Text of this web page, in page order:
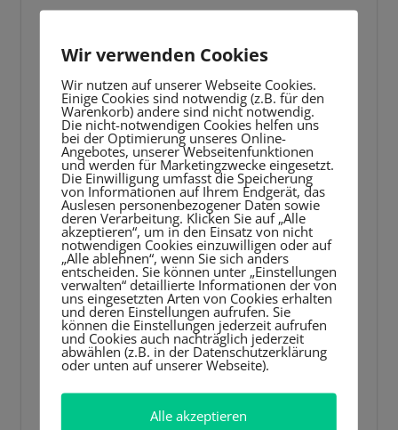
Player
Wir verwenden Cookies
Wir nutzen auf unserer Webseite Cookies.
Einige Cookies sind notwendig (z.B. für den
Warenkorb) andere sind nicht notwendig.
Die nicht-notwendigen Cookies helfen uns
bei der Optimierung unseres Online-
Angebotes, unserer Webseitenfunktionen
und werden für Marketingzwecke eingesetzt.
Die Einwilligung umfasst die Speicherung
von Informationen auf Ihrem Endgerät, das
Auslesen personenbezogener Daten sowie
deren Verarbeitung. Klicken Sie auf „Alle
akzeptieren“, um in den Einsatz von nicht
notwendigen Cookies einzuwilligen oder auf
„Alle ablehnen“, wenn Sie sich anders
entscheiden. Sie können unter „Einstellungen
verwalten“ detaillierte Informationen der von
uns eingesetzten Arten von Cookies erhalten
und deren Einstellungen aufrufen. Sie
können die Einstellungen jederzeit aufrufen
und Cookies auch nachträglich jederzeit
abwählen (z.B. in der Datenschutzerklärung
oder unten auf unserer Webseite).
Alle akzeptieren